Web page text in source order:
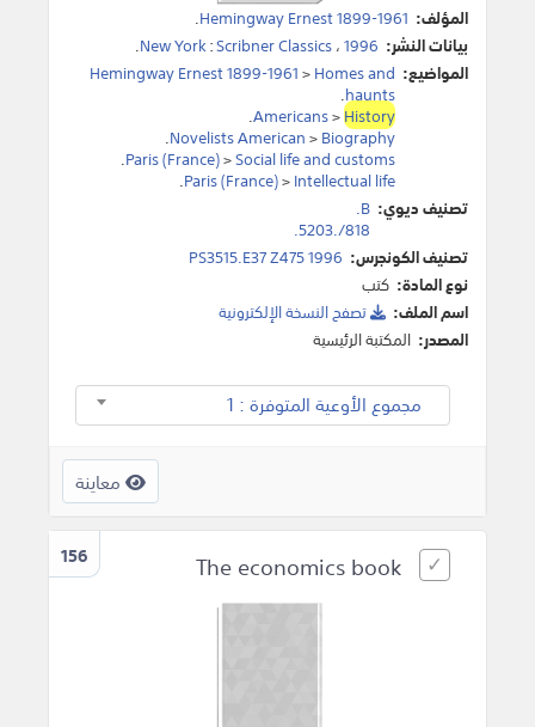
المؤلف: Hemingway Ernest 1899-1961
.
بيانات النشر:
New York:Scribner Classics،1996
.
المواضيع:
Hemingway Ernest 1899-1961>Homes and
haunts
.
Americans>History
.
Novelists American>Biography
.
Paris (France)>Social life and customs
.
Paris (France)>Intellectual life
.
تصنيف ديوي: B.
818/.5203.
تصنيف الكونجرس: PS3515.E37 Z475 1996
نوع المادة: كتب
اسم الملف:
تصفح النسخة اﻹلكترونية
المصدر: المكتبة الرئيسية
مجموع الأوعية المتوفرة : 1
معاينة
156